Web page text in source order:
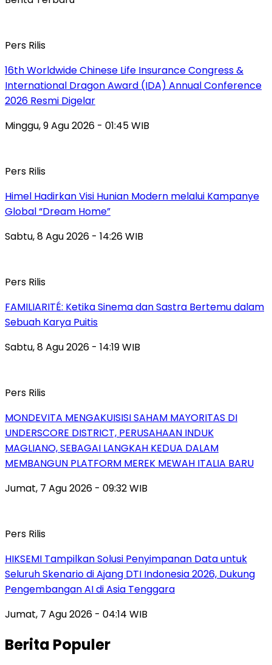
Pers Rilis
16th Worldwide Chinese Life Insurance Congress &
International Dragon Award (IDA) Annual Conference
2026 Resmi Digelar
Minggu, 9 Agu 2026 - 01:45 WIB
Pers Rilis
Himel Hadirkan Visi Hunian Modern melalui Kampanye
Global “Dream Home”
Sabtu, 8 Agu 2026 - 14:26 WIB
Pers Rilis
FAMILIARITÉ: Ketika Sinema dan Sastra Bertemu dalam
Sebuah Karya Puitis
Sabtu, 8 Agu 2026 - 14:19 WIB
Pers Rilis
MONDEVITA MENGAKUISISI SAHAM MAYORITAS DI
UNDERSCORE DISTRICT, PERUSAHAAN INDUK
MAGLIANO, SEBAGAI LANGKAH KEDUA DALAM
MEMBANGUN PLATFORM MEREK MEWAH ITALIA BARU
Jumat, 7 Agu 2026 - 09:32 WIB
Pers Rilis
HIKSEMI Tampilkan Solusi Penyimpanan Data untuk
Seluruh Skenario di Ajang DTI Indonesia 2026, Dukung
Pengembangan AI di Asia Tenggara
Jumat, 7 Agu 2026 - 04:14 WIB
Berita Populer